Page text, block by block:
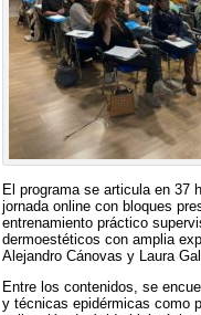
El programa se articula en 37
jornada online con bloques
entrenamiento práctico
dermoestéticos con amplia
Alejandro Cánovas y Laura
Entre los contenidos, se
y técnicas epidérmicas como